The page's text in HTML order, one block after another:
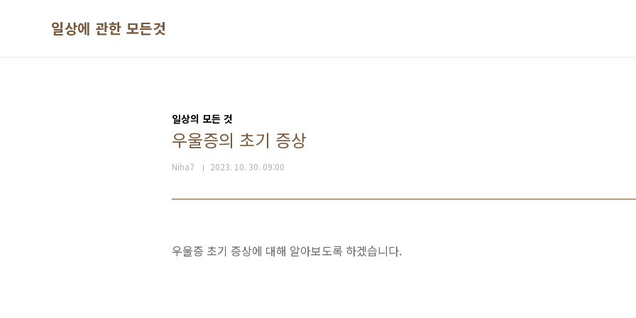
일상에 관한 모든것
일상의 모든 것
우울증의 초기 증상
Niha7 2023. 10. 30. 09:00
우울증 초기 증상에 대해 알아보도록 하겠습니다.